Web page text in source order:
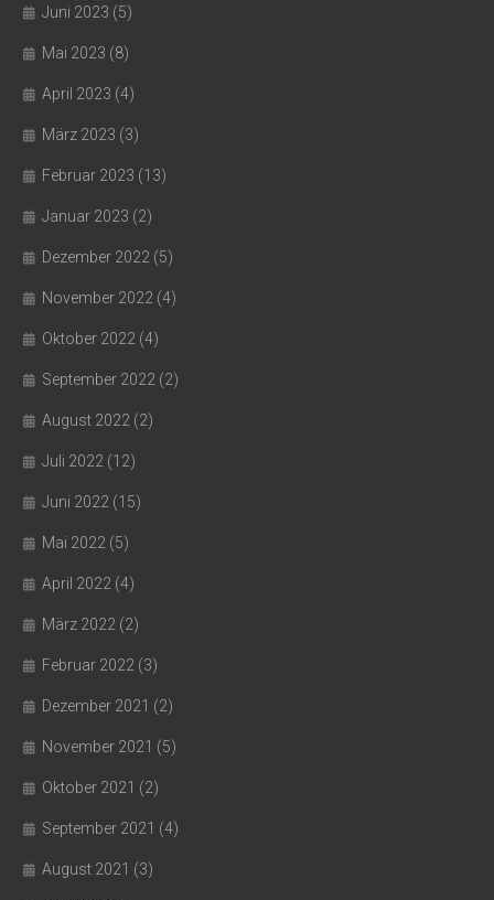
Juni 2023 (5)
Mai 2023 (8)
April 2023 (4)
März 2023 (3)
Februar 2023 (13)
Januar 2023 (2)
Dezember 2022 (5)
November 2022 (4)
Oktober 2022 (4)
September 2022 (2)
August 2022 (2)
Juli 2022 (12)
Juni 2022 (15)
Mai 2022 (5)
April 2022 (4)
März 2022 (2)
Februar 2022 (3)
Dezember 2021 (2)
November 2021 (5)
Oktober 2021 (2)
September 2021 (4)
August 2021 (3)